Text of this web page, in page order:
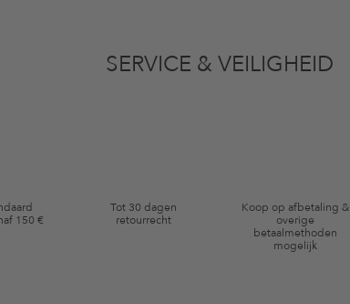
SERVICE & VEILIGHEID
150 €
Tot 30 dagen
retourrecht
Koop op afbetaling &
overige
betaalmethoden
mogelijk